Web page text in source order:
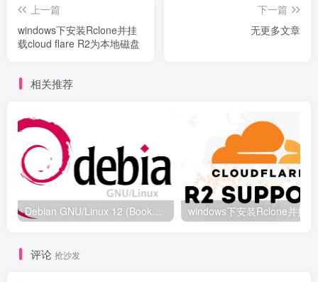
上一篇
windows下安装Rclone并挂
载cloud flare R2为本地磁盘
下一篇
无更多文章
相关推荐
Debian GNU/Linux 12 (Bookworm) 防火墙管理工具 nftables使用
评论 抢沙发